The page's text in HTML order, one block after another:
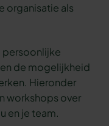
organisatie als
persoonlijke
de mogelijkheid
Hieronder
workshops over
en je team.